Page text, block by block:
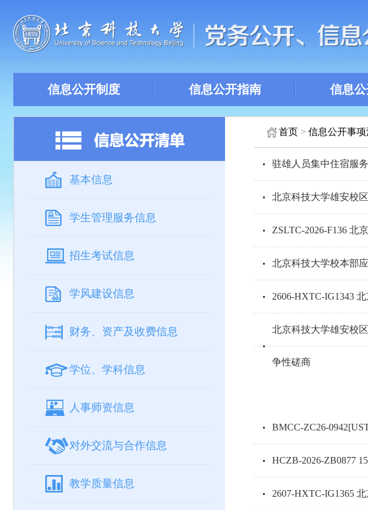
信息公开制度 信息公开指南 信息
基本信息
学生管理服务信息
招生考试信息
学风建设信息
财务、资产及收费信息
学位、学科信息
人事师资信息
对外交流与合作信息
教学质量信息
首页 > 信息公开事
驻雄人员集中住宿服
北京科技大学雄安校
ZSLTC-2026-F136 北
北京科技大学校本部
2606-HXTC-IG1343
北京科技大学雄安校
争性磋商
BMCC-ZC26-
HCZB-2026-ZB0877
2607-HXTC-IG1365